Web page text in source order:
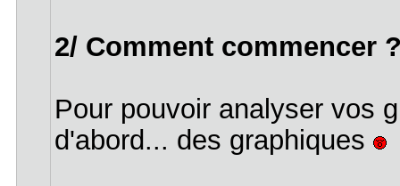
2/ Comment commencer
Pour pouvoir analyser vos
d'abord... des graphiques